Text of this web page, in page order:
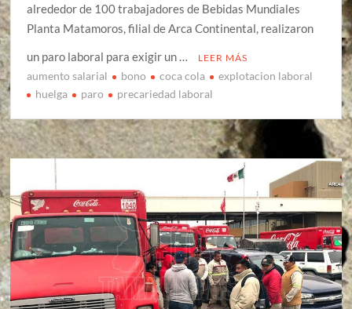
alrededor de 100 trabajadores de Bebidas Mundiales
Planta Matamoros, filial de Arca Continental, realizaron
un paro laboral para exigir un …
LEER MÁS
aumento salarial bono coca cola
explotacion laboral
huelga
paro precariedad laboral